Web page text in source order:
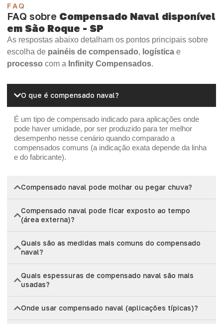
FAQ
FAQ sobre Compensado Naval disponível
em São Roque - SP
As respostas abaixo detalham os pontos principais sobre
escolha de painéis de compensado, logística e
processo com a Infinity Compensados.
O que é compensado naval?
É um tipo de compensado indicado para aplicações onde
pode haver umidade, por ser produzido para ter melhor
desempenho nesse cenário quando comparado a
compensados comuns (a indicação exata depende da linha
e do fabricante).
Compensado naval pode molhar ou pegar chuva?
Compensado naval pode ficar exposto ao tempo
(área externa)?
Quais são as medidas mais comuns do compensado
naval?
Quais espessuras de compensado naval são mais
usadas?
Onde usar compensado naval (aplicações típicas)?